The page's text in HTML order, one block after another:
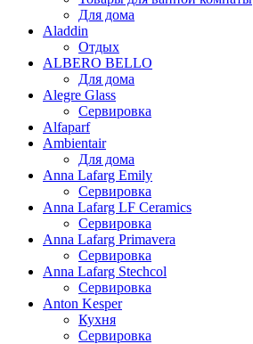
Для дома
Aladdin
Отдых
ALBERO BELLO
Для дома
Alegre Glass
Сервировка
Alfaparf
Ambientair
Для дома
Anna Lafarg Emily
Сервировка
Anna Lafarg LF Ceramics
Сервировка
Anna Lafarg Primavera
Сервировка
Anna Lafarg Stechcol
Сервировка
Anton Kesper
Кухня
Сервировка